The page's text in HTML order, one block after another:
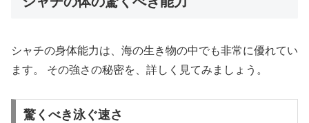
シャチの身体能力は、海の生き物の中でも非常に優れてい
ます。 その強さの秘密を、詳しく見てみましょう。
驚くべき泳ぐ速さ